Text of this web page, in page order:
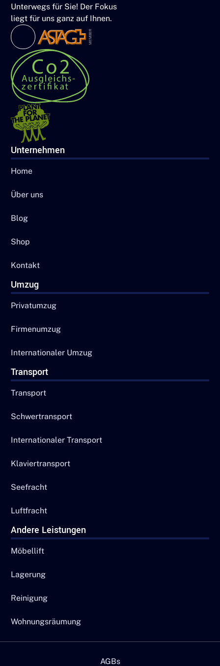
Unterwegs für Sie! Der Fokus
liegt für uns ganz auf Ihnen.
Unternehmen
Home
Über uns
Blog
Shop
Kontakt
Umzug
Privatumzug
Firmenumzug
Internationaler Umzug
Transport
Transport
Schwertransport
Internationaler Transport
Klaviertransport
Seefracht
Luftfracht
Andere Leistungen
Möbellift
Lagerung
Reinigung
Wohnungsräumung
AGBs